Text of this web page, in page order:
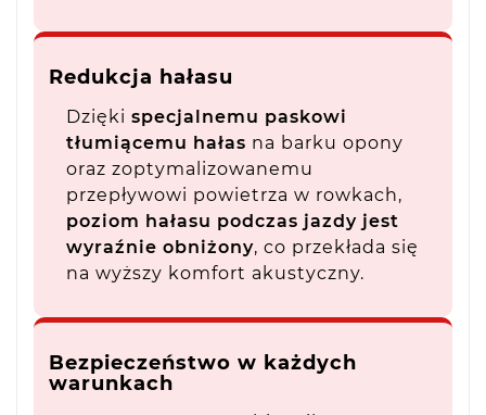
Redukcja hałasu
Dzięki specjalnemu paskowi
tłumiącemu hałas na barku opony
oraz zoptymalizowanemu
przepływowi powietrza w rowkach,
poziom hałasu podczas jazdy jest
wyraźnie obniżony, co przekłada się
na wyższy komfort akustyczny.
Bezpieczeństwo w każdych
warunkach